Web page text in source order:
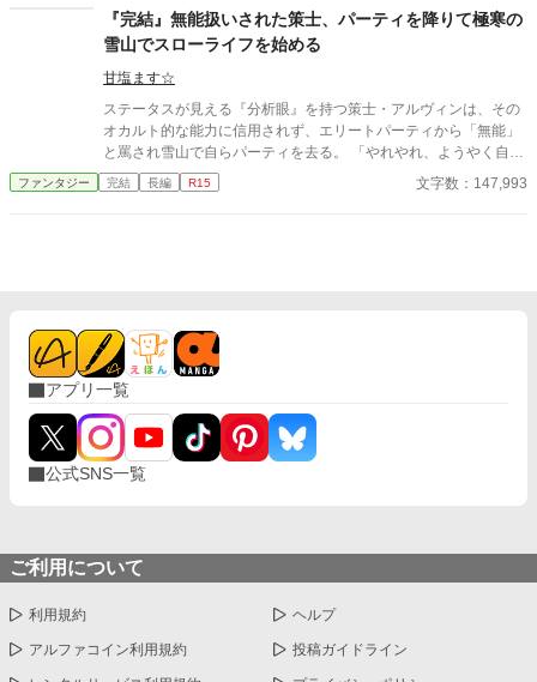
ョンで回復もままならず、第１５番隊の守備していた拠点から陥
落し、王都は徐々にモンスターに侵略されていく。 俺はもふもふ
を拾ったり農地改革したり辺境の村でのんびりと過ごしていた
が、徐々にその腕を買われて頼りにされることに。功績もステー
タスに表示されてしまい隠せないので、褒賞は甘んじて受けるこ
とにしようと思う。
『完結』無能扱いされた策士、パーティを降りて極寒の
雪山でスローライフを始める
甘塩ます☆
ステータスが見える『分析眼』を持つ策士・アルヴィンは、その
オカルト的な能力に信用されず、エリートパーティから「無能」
と罵され雪山で自らパーティを去る。 「やれやれ、ようやく自由
か」 だが、彼らが知らなかったのは、パーティが最強だったのは
アルヴィンの緻密なバフ管理と戦術構築があったからだというこ
ファンタジー 完結 長編 R15 文字数：147,993
アプリ一覧
公式SNS一覧
ご利用について
利用規約 ヘルプ
アルファコイン利用規約 投稿ガイドライン